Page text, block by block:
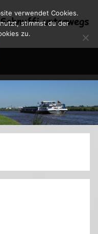
verwendet Cookies.
stimmst du der
zu.